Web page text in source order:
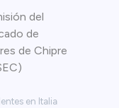
en Italia
del
de
de Chipre